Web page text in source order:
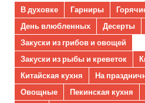
В духовке Гарниры
День влюбленных
Десерты
Закуски из грибов и овощей
Закуски из рыбы и креветок
Китайская кухня
На
Овощные
Пекинская кухня